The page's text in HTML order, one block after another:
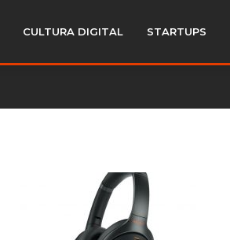
CULTURA DIGITAL STARTUPS